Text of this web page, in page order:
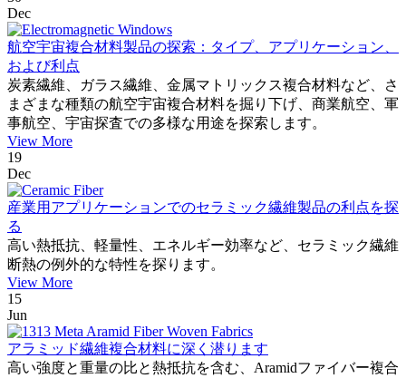
Dec
航空宇宙複合材料製品の探索：タイプ、アプリケーション、
および利点
炭素繊維、ガラス繊維、金属マトリックス複合材料など、さ
まざまな種類の航空宇宙複合材料を掘り下げ、商業航空、軍
事航空、宇宙探査での多様な用途を探索します。
View More
19
Dec
産業用アプリケーションでのセラミック繊維製品の利点を探
る
高い熱抵抗、軽量性、エネルギー効率など、セラミック繊維
断熱の例外的な特性を探ります。
View More
15
Jun
アラミッド繊維複合材料に深く潜ります
高い強度と重量の比と熱抵抗を含む、Aramidファイバー複合